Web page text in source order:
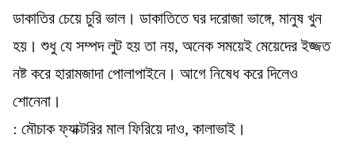
ডাকাতির চেয়ে চুরি ভাল। ডাকাতিতে ঘর দরোজা ভাঙ্গে, মানুষ খুন
হয়। শুধু যে সম্পদ লুট হয় তা নয়, অনেক সময়েই মেয়েদের ইজ্জত
নষ্ট করে হারামজাদা পোলাপাইনে। আগে নিষেধ করে দিলেও
শোনেনা।
: মৌচাক ফ্যাক্টরির মাল ফিরিয়ে দাও, কালাভাই।